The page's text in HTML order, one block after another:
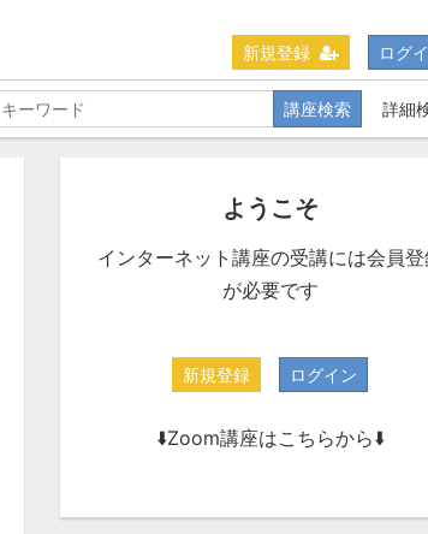
新規登録 ログ
講座検索
詳細
ようこそ
インターネット講座の受講には会員
が必要です
新規登録 ログイン
⬇️Zoom講座はこちらから⬇️